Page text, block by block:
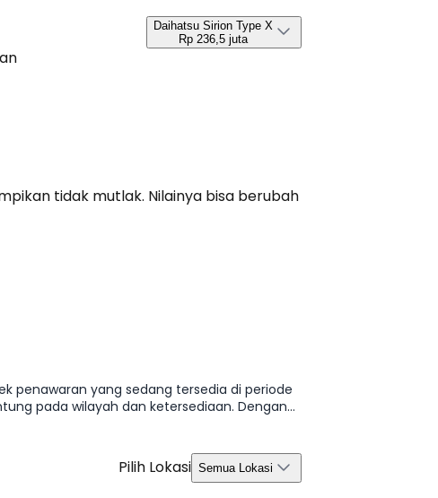
Daihatsu Sirion Type X
Rp 236,5 juta
tidak mutlak. Nilainya bisa berubah
penawaran yang sedang tersedia di periode
pada wilayah dan ketersediaan. Dengan
Pilih Lokasi Semua Lokasi